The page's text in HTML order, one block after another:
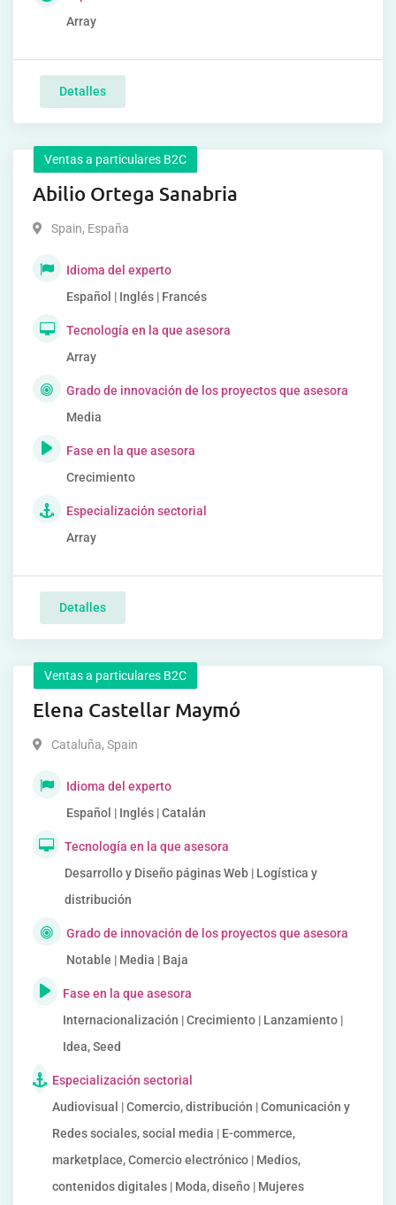
Array
Detalles
Ventas a particulares B2C
Abilio Ortega Sanabria
Spain, España
Idioma del experto
Español | Inglés | Francés
Tecnología en la que asesora
Array
Grado de innovación de los proyectos que asesora
Media
Fase en la que asesora
Crecimiento
Especialización sectorial
Array
Detalles
Ventas a particulares B2C
Elena Castellar Maymó
Cataluña, Spain
Idioma del experto
Español | Inglés | Catalán
Tecnología en la que asesora
Desarrollo y Diseño páginas Web | Logística y
distribución
Grado de innovación de los proyectos que asesora
Notable | Media | Baja
Fase en la que asesora
Internacionalización | Crecimiento | Lanzamiento |
Idea, Seed
Especialización sectorial
Audiovisual | Comercio, distribución | Comunicación y
Redes sociales, social media | E-commerce,
marketplace, Comercio electrónico | Medios,
contenidos digitales | Moda, diseño | Mujeres